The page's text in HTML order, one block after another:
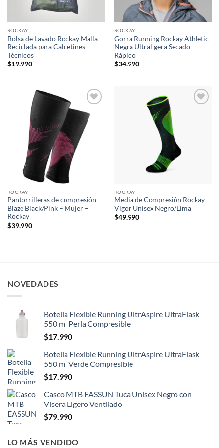
ROCKAY
Bolsa de Lavado Rockay Malla
Reciclada para Calcetines
Técnicos
$19.990
ROCKAY
Gorra Running Rockay Athletic
Negra Ultraligera Secado
Rápido
$34.990
Add to
wishlist
ROCKAY
Pantorrilleras de compresión
Blaze Black/Pink – Mujer –
Rockay
$39.990
ROCKAY
Media de Compresión Rockay
Vigor Unisex Negro/Lima
$49.990
NOVEDADES
Botella Flexible Running UltrAspire UltraFlask
550 ml Perla Compresible
$17.990
Botella Flexible Running UltrAspire UltraFlask
550 ml Verde Compresible
$17.990
Casco MTB EASSUN Tuca Unisex Negro con
Visera Ligero Ventilado
$79.990
LO MÁS VENDIDO